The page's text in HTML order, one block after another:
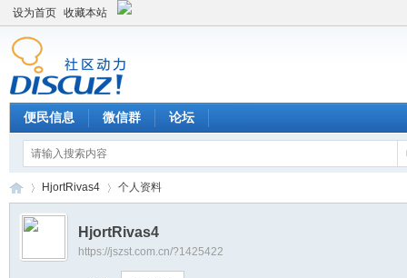
设为首页 收藏本站
便民信息 微信群 论坛
›
HjortRivas4 个人资料
HjortRivas4
https://jszst.com.cn/?1425422